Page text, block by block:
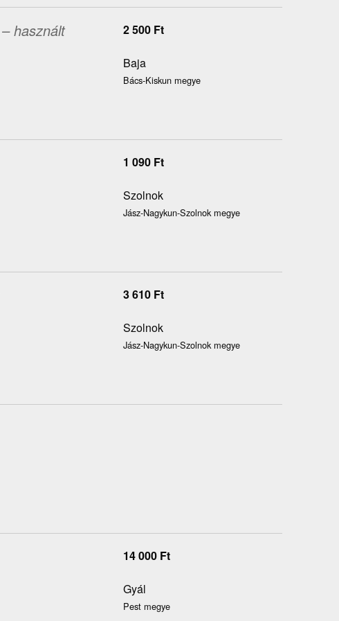
– használt 2 500 Ft
Baja
Bács-Kiskun megye
1 090 Ft
Szolnok
Jász-Nagykun-Szolnok megye
3 610 Ft
Szolnok
Jász-Nagykun-Szolnok megye
14 000 Ft
Gyál
Pest megye